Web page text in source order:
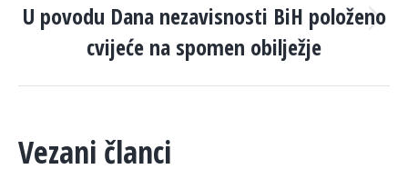
Next
post:
U povodu Dana nezavisnosti BiH položeno
cvijeće na spomen obilježje
Vezani članci